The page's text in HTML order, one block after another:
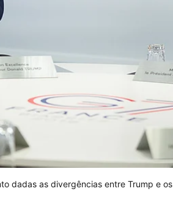
dadas as divergências entre Trump e os